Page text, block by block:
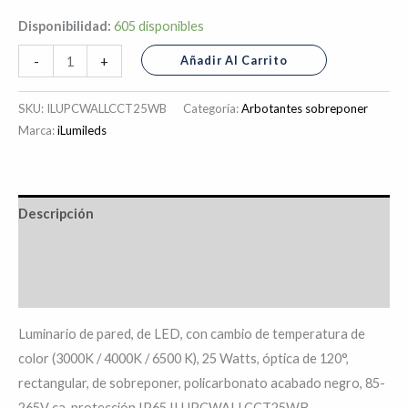
Disponibilidad: 605 disponibles
- + Añadir Al Carrito
SKU: ILUPCWALLCCT25WB Categoría:Arbotantes sobreponer
Marca:iLumileds
Descripción
Luminario de pared, de LED, con cambio de temperatura de
color (3000K / 4000K / 6500 K), 25 Watts, óptica de 120°,
rectangular, de sobreponer, policarbonato acabado negro, 85-